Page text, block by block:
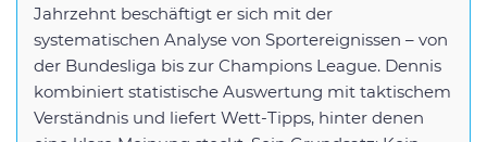
Jahrzehnt beschäftigt er sich mit der
systematischen Analyse von Sportereignissen – von
der Bundesliga bis zur Champions League. Dennis
kombiniert statistische Auswertung mit taktischem
Verständnis und liefert Wett-Tipps, hinter denen